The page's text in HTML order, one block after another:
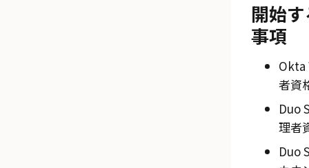
開始
事項
Okta
者資
Duo
理者
Duo